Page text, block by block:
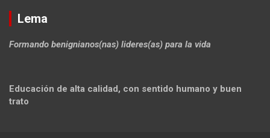
Lema
Formando benignianos(nas) lideres(as) para la vida
Educación de alta calidad, con sentido humano y buen
trato